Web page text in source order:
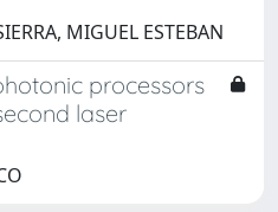
MIGUEL ESTEBAN
processors
laser